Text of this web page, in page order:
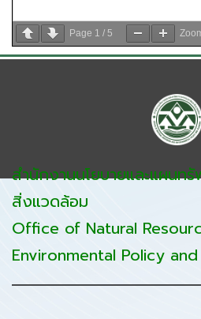
Page 1 / 5
สำนักงานนโยบายและแผนท
สิ่งแวดล้อม
Office of Natural
Environmental Policy